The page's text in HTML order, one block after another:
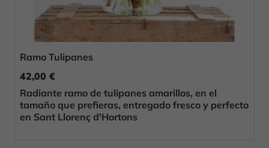
Ramo Tulipanes
42,00 €
Radiante ramo de tulipanes amarillos, en el
tamaño que prefieras, entregado fresco y perfecto
en Sant Llorenç d'Hortons